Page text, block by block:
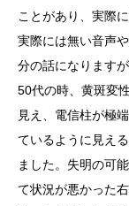
ことがあり、実際
実際には無い音声
分の話になります
50代の時、黄斑変
見え、電信柱が極
ているように見え
ました。失明の可
て状況が悪かった